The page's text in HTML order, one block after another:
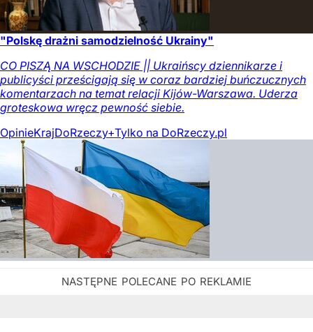
"Polskę drażni samodzielność Ukrainy"
CO PISZĄ NA WSCHODZIE || Ukraińscy dziennikarze i
publicyści prześcigają się w coraz bardziej buńczucznych
komentarzach na temat relacji Kijów-Warszawa. Uderza
groteskowa wręcz pewność siebie.
OpinieKrajDoRzeczy+Tylko na DoRzeczy.pl